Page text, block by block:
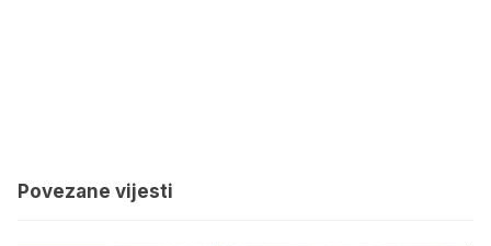
Povezane vijesti